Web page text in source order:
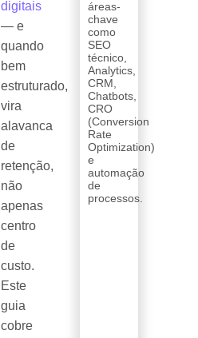
digitais
— e
quando
bem
estruturado,
vira
alavanca
de
retenção,
não
apenas
centro
de
custo.
Este
guia
cobre
áreas-
chave
como
SEO
técnico,
Analytics,
CRM,
Chatbots,
CRO
(Conversion
Rate
Optimization)
e
automação
de
processos.